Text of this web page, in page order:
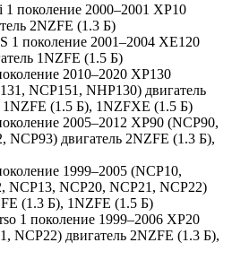
поколение 2000–2001 XP10
2NZFE (1.3 Б)
1 поколение 2001–2004 XE120
1NZFE (1.5 Б)
2010–2020 XP130
NCP151, NHP130) двигатель
(1.5 Б), 1NZFXE (1.5 Б)
2005–2012 XP90 (NCP90,
NCP93) двигатель 2NZFE (1.3 Б),
1999–2005 (NCP10,
NCP13, NCP20, NCP21, NCP22)
(1.3 Б), 1NZFE (1.5 Б)
1 поколение 1999–2006 XP20
NCP22) двигатель 2NZFE (1.3 Б),